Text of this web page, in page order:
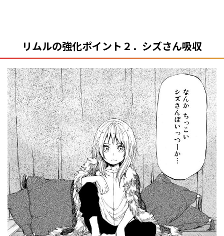
リムルの強化ポイント２．シズさん吸収